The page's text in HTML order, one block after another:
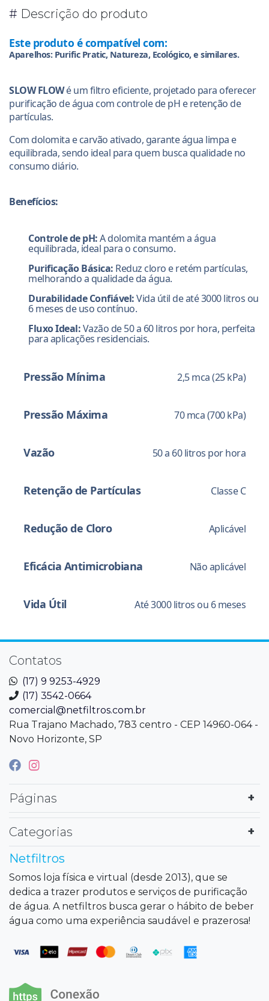
# Descrição do produto
Este produto é compatível com:
Aparelhos: Purific Pratic, Natureza, Ecológico, e similares.
SLOW FLOWé um filtro eficiente, projetado para oferecer
purificação de água com controle de pH e retenção de
partículas.
Com dolomita e carvão ativado, garante água limpa e
equilibrada, sendo ideal para quem busca qualidade no
consumo diário.
Benefícios:
Controle de pH:A dolomita mantém a água
equilibrada, ideal para o consumo.
Purificação Básica: Reduz cloro e retém partículas,
melhorando a qualidade da água.
Durabilidade Confiável:Vida útil de até 3000 litros ou
6 meses de uso contínuo.
Fluxo Ideal:Vazão de 50 a 60 litros por hora, perfeita
para aplicações residenciais.
Pressão Mínima 2,5 mca (25 kPa)
Pressão Máxima 70 mca (700 kPa)
Vazão 50 a 60 litros por hora
Retenção de Partículas Classe C
Redução de Cloro Aplicável
Eficácia Antimicrobiana Não aplicável
Vida Útil Até 3000 litros ou 6 meses
Contatos
(17) 9 9253-4929
(17) 3542-0664
comercial@netfiltros.com.br
Rua Trajano Machado, 783 centro - CEP 14960-064 -
Novo Horizonte, SP
Páginas
Categorias
Netfiltros
Somos loja física e virtual (desde 2013), que se
dedica a trazer produtos e serviços de purificação
de água. A netfiltros busca gerar o hábito de beber
água como uma experiência saudável e prazerosa!